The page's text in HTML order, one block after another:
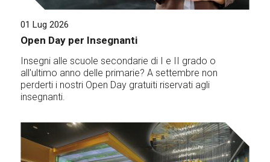
01 Lug 2026
Open Day per Insegnanti
Insegni alle scuole secondarie di I e II grado o
all'ultimo anno delle primarie? A settembre non
perderti i nostri Open Day gratuiti riservati agli
insegnanti.